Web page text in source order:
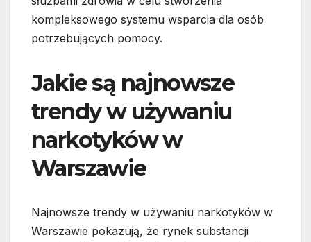
kompleksowego systemu wsparcia dla osób
potrzebujących pomocy.
Jakie są najnowsze
trendy w używaniu
narkotyków w
Warszawie
Najnowsze trendy w używaniu narkotyków w
Warszawie pokazują, że rynek substancji